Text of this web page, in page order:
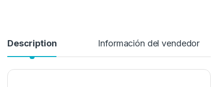
Description Información del vendedor